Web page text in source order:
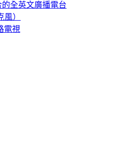
全英文廣播電台
）
電視